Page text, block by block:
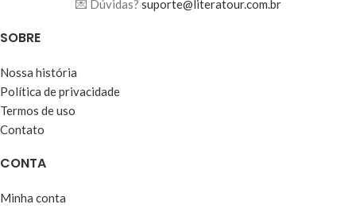
💌 Dúvidas? suporte@literatour.com.br
SOBRE
Nossa história
Política de privacidade
Termos de uso
Contato
CONTA
Minha conta